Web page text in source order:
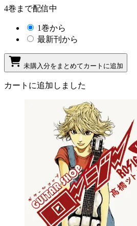
4巻まで配信中
1巻から
最新刊から
未購入分をまとめてカートに追加
カートに追加しました